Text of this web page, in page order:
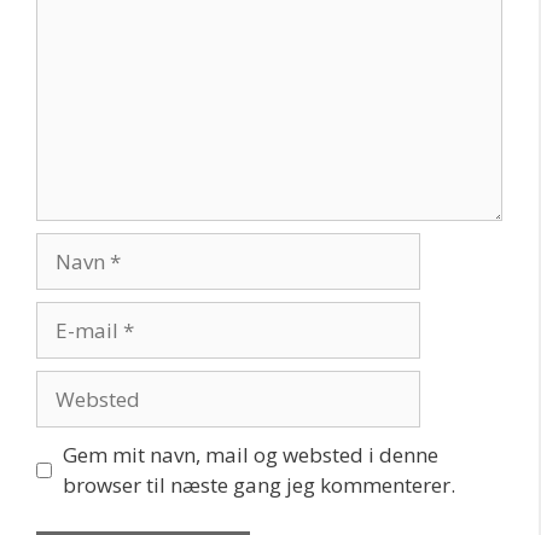
mail
Gem mit navn, mail og websted i denne
browser til næste gang jeg kommenterer.